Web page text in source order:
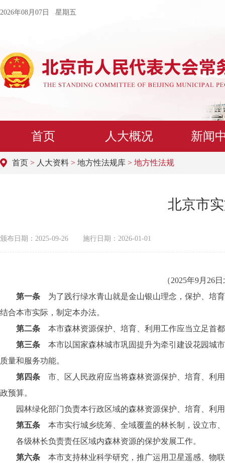
2026年08月07日 星期五
首页 人大概况 新闻
首页 > 人大资料 > 地方性法规库 > 地方性法规
北京市
颁布日期：2025-09-26 施行日期：2026-01-01
（2025年9月26
第一条 为了践行绿水青山就是金山银山理念，保护、培
结合本市实际，制定本办法。
第二条 本市森林资源保护、培育、利用工作应当立足首
第三条 本市以国家森林城市巩固提升为牵引建设花园城
质量和服务功能。
第四条 市、区人民政府应当将森林资源保护、培育、利
政预算。
园林绿化部门负责本行政区域的森林资源保护、培育、利
第五条 本市实行城乡统筹、全域覆盖的林长制，设立市
各级林长负责责任区域内森林资源的保护发展工作。
第六条 本市支持林业科学研究，推广运用卫星遥感、物